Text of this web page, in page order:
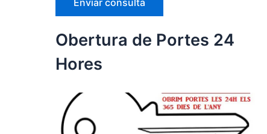
Obertura de Portes 24
Hores